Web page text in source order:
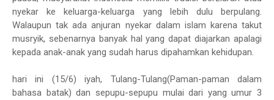
nyekar ke keluarga-keluarga yang lebih dulu berpulang.
Walaupun tak ada anjuran nyekar dalam islam karena takut
musryik, sebenarnya banyak hal yang dapat diajarkan apalagi
kepada anak-anak yang sudah harus dipahamkan kehidupan.
hari ini (15/6) iyah, Tulang-Tulang(Paman-paman dalam
bahasa batak) dan sepupu-sepupu mulai dari yang umur 3